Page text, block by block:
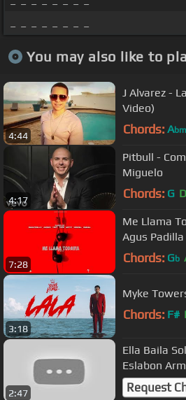
You may also like to
4:44
J Alvarez -
Video)
Chords: Abm
4:17
Pitbull -
Miguelo
Chords: G D
7:28
Me Llama
Agus
x Gotay x
Chords: Gb
3:18
Myke
Chords: F#
2:47
Ella Baila
Eslabon
Records
Request